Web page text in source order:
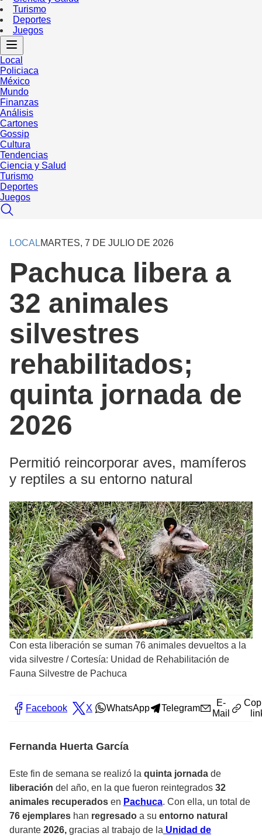
Turismo
Deportes
Juegos
Local
Policiaca
México
Mundo
Finanzas
Análisis
Cartones
Gossip
Cultura
Tendencias
Ciencia y Salud
Turismo
Deportes
Juegos
LOCALMARTES, 7 DE JULIO DE 2026
Pachuca libera a
32 animales
silvestres
rehabilitados;
quinta jornada de
2026
Permitió reincorporar aves, mamíferos
y reptiles a su entorno natural
Con esta liberación se suman 76 animales devueltos a la
vida silvestre /Cortesía: Unidad de Rehabilitación de
Fauna Silvestre de Pachuca
Facebook X WhatsApp Telegram
E-
Mail
Fernanda Huerta García
Este fin de semana se realizó la quinta jornada de
liberación del año, en la que fueron reintegrados 32
animales recuperados en Pachuca. Con ella, un total de
76 ejemplares han regresado a su entorno natural
durante 2026, gracias al trabajo de la Unidad de